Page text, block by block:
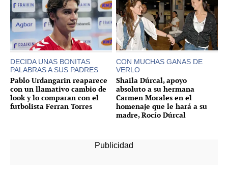
DECIDA UNAS BONITAS
PALABRAS A SUS PADRES
Pablo Urdangarin reaparece
con un llamativo cambio de
look y lo comparan con el
futbolista Ferran Torres
CON MUCHAS GANAS DE
VERLO
Shaila Dúrcal, apoyo
absoluto a su hermana
Carmen Morales en el
homenaje que le hará a su
madre, Rocío Dúrcal